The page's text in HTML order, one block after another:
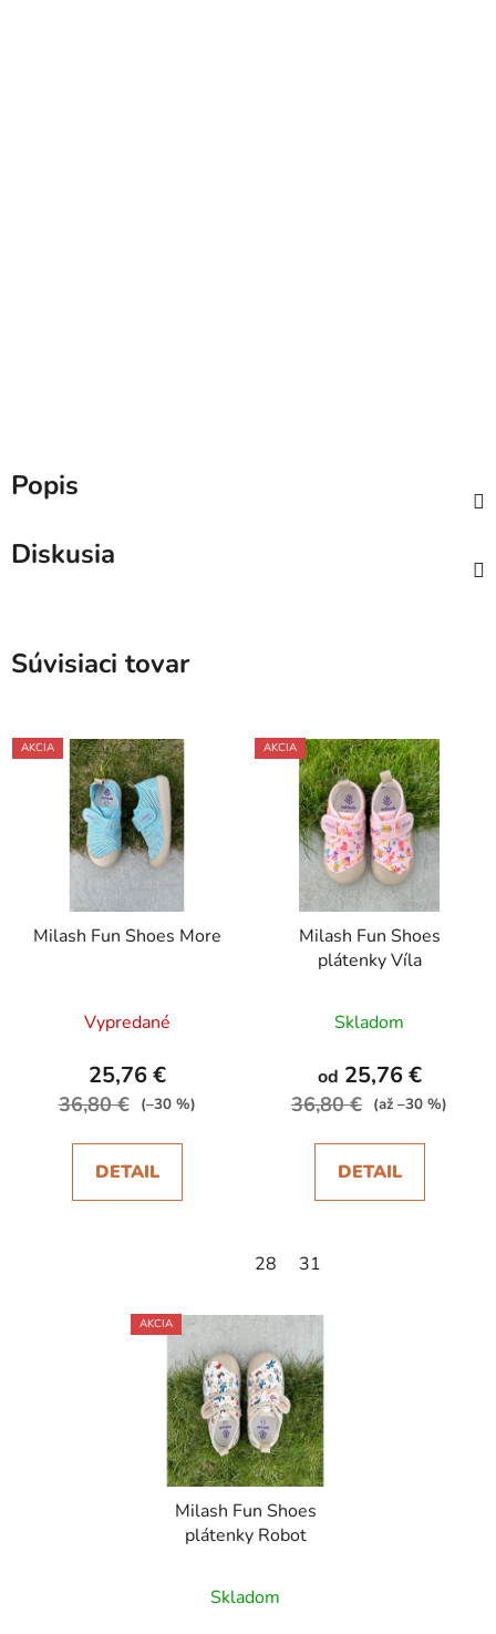
Popis
Diskusia
Súvisiaci tovar
AKCIA
Milash Fun Shoes More
Vypredané
25,76 €
36,80 € (–30 %)
DETAIL
AKCIA
Milash Fun Shoes
plátenky Víla
Skladom
od 25,76 €
36,80 € (až –30 %)
DETAIL
28 31
AKCIA
Milash Fun Shoes
plátenky Robot
Skladom